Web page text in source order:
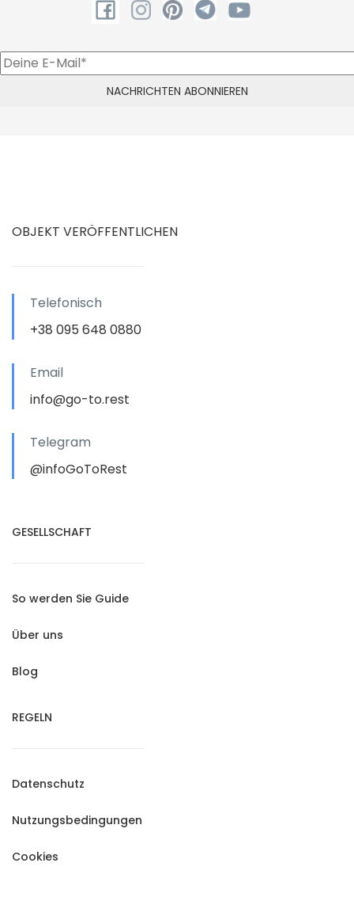
OBJEKT VERÖFFENTLICHEN
Telefonisch
+38 095 648 0880
Email
info@go-to.rest
Telegram
@infoGoToRest
GESELLSCHAFT
So werden Sie Guide
Über uns
Blog
REGELN
Datenschutz
Nutzungsbedingungen
Cookies